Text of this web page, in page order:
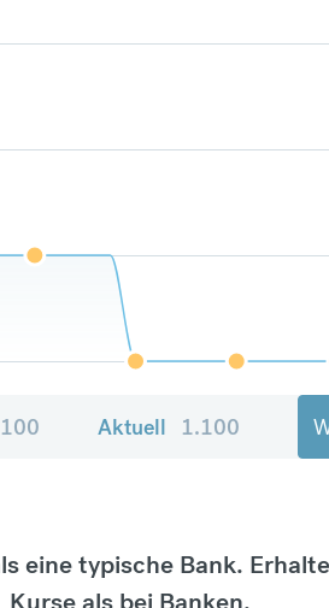
Aktuell 1.100
eine typische Bank.
Kurse als bei Banken.